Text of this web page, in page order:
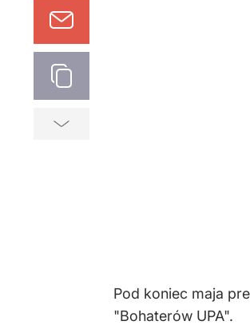
Pod koniec maja
"Bohaterów UPA".